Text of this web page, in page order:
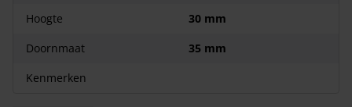
Hoogte
30 mm
Doornmaat
35 mm
Kenmerken